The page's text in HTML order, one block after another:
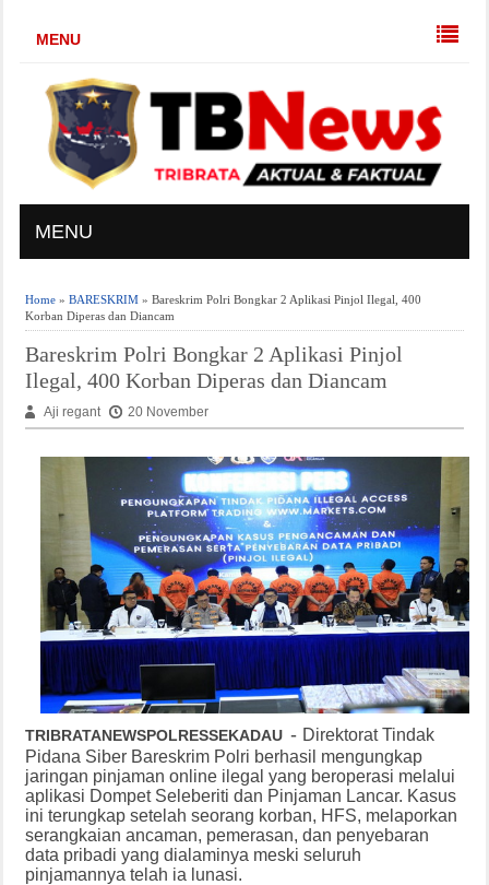
MENU
MENU
Home» BARESKRIM» Bareskrim Polri Bongkar 2 Aplikasi Pinjol Ilegal, 400
Korban Diperas dan Diancam
Bareskrim Polri Bongkar 2 Aplikasi Pinjol
Ilegal, 400 Korban Diperas dan Diancam
Aji regant 20 November
TRIBRATANEWSPOLRESSEKADAU - Direktorat Tindak
Pidana Siber Bareskrim Polri berhasil mengungkap
jaringan pinjaman online ilegal yang beroperasi melalui
aplikasi Dompet Seleberiti dan Pinjaman Lancar. Kasus
ini terungkap setelah seorang korban, HFS, melaporkan
serangkaian ancaman, pemerasan, dan penyebaran
data pribadi yang dialaminya meski seluruh
pinjamannya telah ia lunasi.